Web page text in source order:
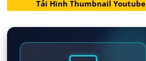
Tải Hình Thumbnail Youtube